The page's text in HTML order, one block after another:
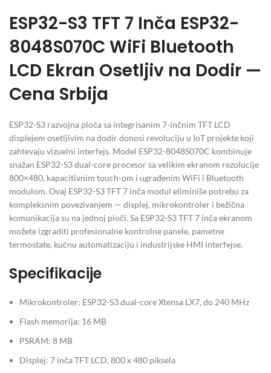
ESP32-S3 TFT 7 Inča ESP32-
8048S070C WiFi Bluetooth
LCD Ekran Osetljiv na Dodir —
Cena Srbija
ESP32-S3 razvojna ploča sa integrisanim 7-inčnim TFT LCD
displejem osetljivim na dodir donosi revoluciju u IoT projekte koji
zahtevaju vizuelni interfejs. Model ESP32-8048S070C kombinuje
snažan ESP32-S3 dual-core procesor sa velikim ekranom rezolucije
800×480, kapacitivnim touch-om i ugrađenim WiFi i Bluetooth
modulom. Ovaj ESP32-S3 TFT 7 inča modul eliminiše potrebu za
kompleksnim povezivanjem — displej, mikrokontroler i bežična
komunikacija su na jednoj ploči. Sa ESP32-S3 TFT 7 inča ekranom
možete izgraditi profesionalne kontrolne panele, pametne
termostate, kućnu automatizaciju i industrijske HMI interfejse.
Specifikacije
Mikrokontroler: ESP32-S3 dual-core Xtensa LX7, do 240 MHz
Flash memorija: 16 MB
PSRAM: 8 MB
Displej: 7 inča TFT LCD, 800 x 480 piksela